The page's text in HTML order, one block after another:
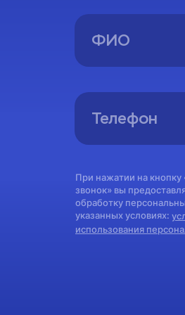
При нажатии на кнопку
звонок» вы
обработку
указанных условиях:
использования